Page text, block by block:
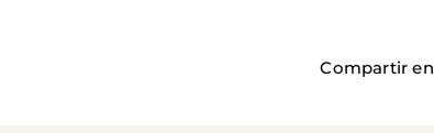
Compartir en